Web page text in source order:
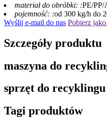
materiał do obróbki: :PE/
pojemność: :od 300 kg/h do
Wyślij e-mail do nas Pobierz
Szczegóły produktu
maszyna do
sprzęt do
Tagi produktów